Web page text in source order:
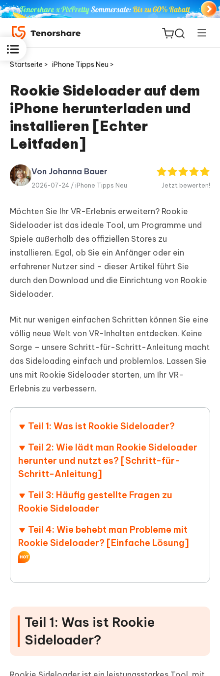
ReiBoot
for iOS
PDNob
Editor
Startseite > iPhone Tipps Neu >
Rookie Sideloader auf dem
iPhone herunterladen und
installieren [Echter
Leitfaden]
Von Johanna Bauer
2026-07-24 / iPhone Tipps Neu Jetzt bewerten!
Möchten Sie Ihr VR-Erlebnis erweitern? Rookie
Sideloader ist das ideale Tool, um Programme und
Spiele außerhalb des offiziellen Stores zu
installieren. Egal, ob Sie ein Anfänger oder ein
erfahrener Nutzer sind – dieser Artikel führt Sie
durch den Download und die Einrichtung von Rookie
Sideloader.
Mit nur wenigen einfachen Schritten können Sie eine
völlig neue Welt von VR-Inhalten entdecken. Keine
Sorge – unsere Schritt-für-Schritt-Anleitung macht
das Sideloading einfach und problemlos. Lassen Sie
uns mit Rookie Sideloader starten, um Ihr VR-
Erlebnis zu verbessern.
Teil 1: Was ist Rookie Sideloader?
Teil 2: Wie lädt man Rookie Sideloader
herunter und nutzt es? [Schritt-für-
Schritt-Anleitung]
Teil 3: Häufig gestellte Fragen zu
Rookie Sideloader
Teil 4: Wie behebt man Probleme mit
Rookie Sideloader? [Einfache Lösung]
Teil 1: Was ist Rookie
Sideloader?